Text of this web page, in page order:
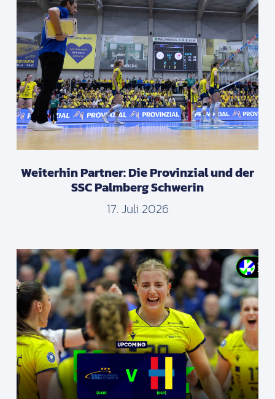
Weiterhin Partner: Die Provinzial und der
SSC Palmberg Schwerin
17. Juli 2026